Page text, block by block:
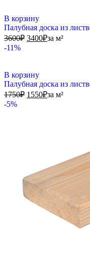
В корзину
Палубная доска из
3600₽ 3400₽за м²
-11%
В корзину
Палубная доска из
1750₽ 1550₽за м²
-5%